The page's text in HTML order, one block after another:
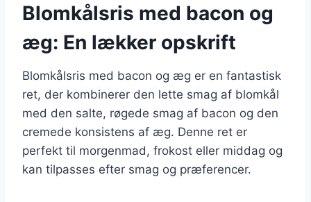
Blomkålsris med bacon og
æg: En lækker opskrift
Blomkålsris med bacon og æg er en fantastisk
ret, der kombinerer den lette smag af blomkål
med den salte, røgede smag af bacon og den
cremede konsistens af æg. Denne ret er
perfekt til morgenmad, frokost eller middag og
kan tilpasses efter smag og præferencer.